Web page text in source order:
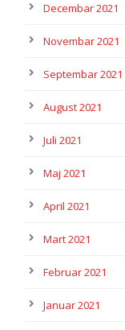
Decembar 2021
Novembar 2021
Septembar 2021
August 2021
Juli 2021
Maj 2021
April 2021
Mart 2021
Februar 2021
Januar 2021